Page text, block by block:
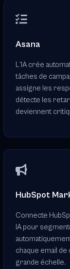
Asana
L'IA crée
tâches de
assigne les
détecte les
deviennent
HubSpot
Connecte
IA pour
chaque email de
grande échelle.